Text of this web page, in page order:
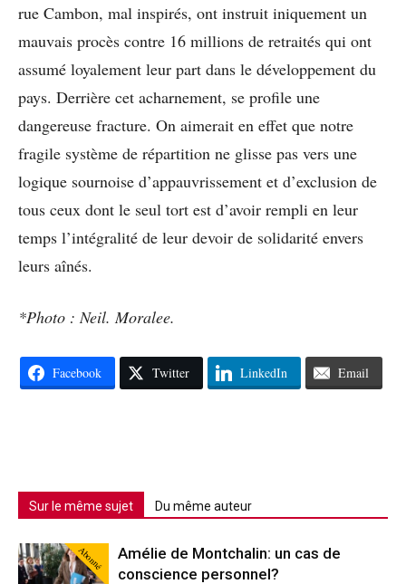
rue Cambon, mal inspirés, ont instruit iniquement un
mauvais procès contre 16 millions de retraités qui ont
assumé loyalement leur part dans le développement du
pays. Derrière cet acharnement, se profile une
dangereuse fracture. On aimerait en effet que notre
fragile système de répartition ne glisse pas vers une
logique sournoise d’appauvrissement et d’exclusion de
tous ceux dont le seul tort est d’avoir rempli en leur
temps l’intégralité de leur devoir de solidarité envers
leurs aînés.
*Photo : Neil. Moralee.
Facebook Twitter LinkedIn Email
Sur le même sujet Du même auteur
Abonné
Amélie de Montchalin: un cas de
conscience personnel?